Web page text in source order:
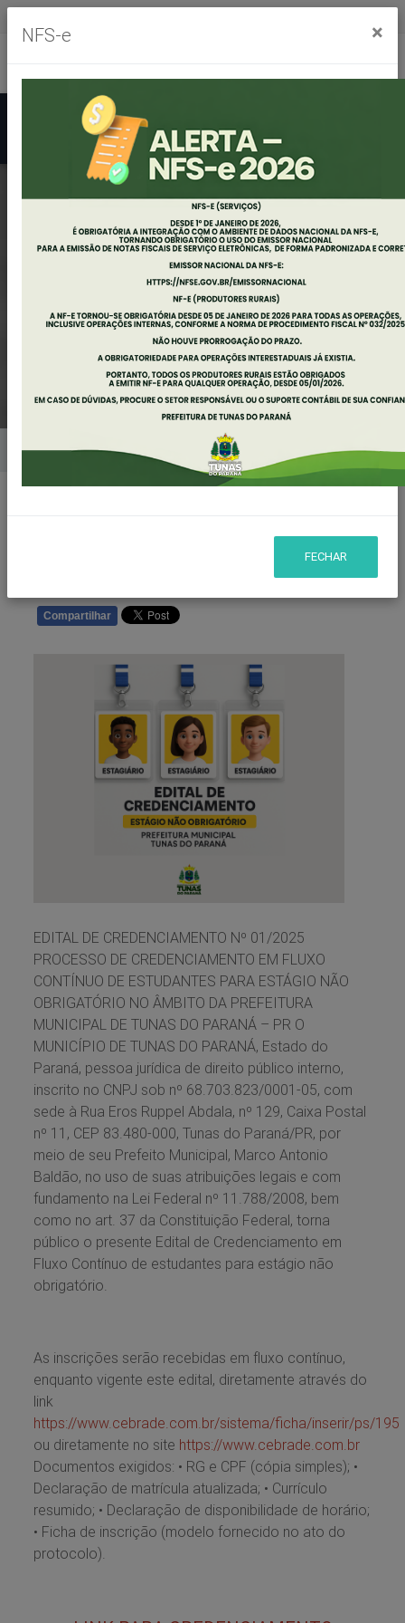
EDITAL DE
CREDENCIAMENTO
DE ESTÁGIO NÃO
OBRIGATÓRIO
Home Notícias
Compartilhar
EDITAL DE CREDENCIAMENTO Nº 01/2025
PROCESSO DE CREDENCIAMENTO EM FLUXO
CONTÍNUO DE ESTUDANTES PARA ESTÁGIO NÃO
OBRIGATÓRIO NO ÂMBITO DA PREFEITURA
MUNICIPAL DE TUNAS DO PARANÁ – PR O
MUNICÍPIO DE TUNAS DO PARANÁ, Estado do
Paraná, pessoa jurídica de direito público interno,
inscrito no CNPJ sob nº 68.703.823/0001-05, com
sede à Rua Eros Ruppel Abdala, nº 129, Caixa Postal
nº 11, CEP 83.480-000, Tunas do Paraná/PR, por
meio de seu Prefeito Municipal, Marco Antonio
Baldão, no uso de suas atribuições legais e com
fundamento na Lei Federal nº 11.788/2008, bem
como no art. 37 da Constituição Federal, torna
público o presente Edital de Credenciamento em
Fluxo Contínuo de estudantes para estágio não
obrigatório.
As inscrições serão recebidas em fluxo contínuo,
enquanto vigente este edital, diretamente através do
link
https://www.cebrade.com.br/sistema/ficha/inserir/ps/195
ou diretamente no site https://www.cebrade.com.br
Documentos exigidos: • RG e CPF (cópia simples); •
Declaração de matrícula atualizada; • Currículo
resumido; • Declaração de disponibilidade de horário;
• Ficha de inscrição (modelo fornecido no ato do
protocolo).
NFS-e ×
FECHAR